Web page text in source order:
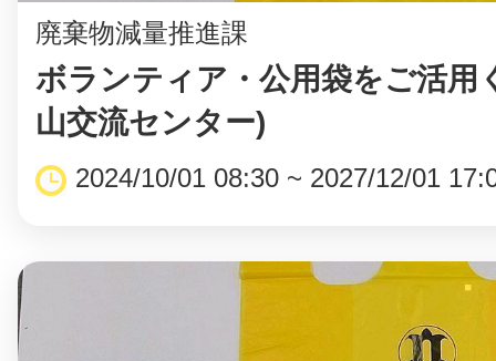
廃棄物減量推進課
ボランティア・公用袋をご活用
山交流センター)
2024/10/01 08:30 ~ 2027/12/01